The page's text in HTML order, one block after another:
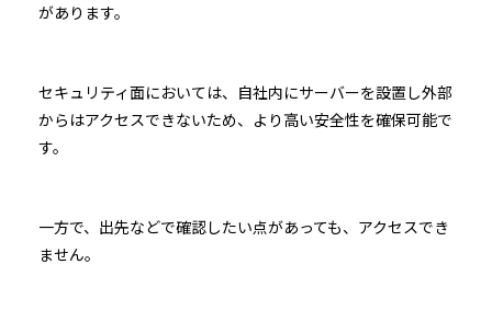
があります。
セキュリティ面においては、自社内にサーバーを設置し外部
からはアクセスできないため、より高い安全性を確保可能で
す。
一方で、出先などで確認したい点があっても、アクセスでき
ません。